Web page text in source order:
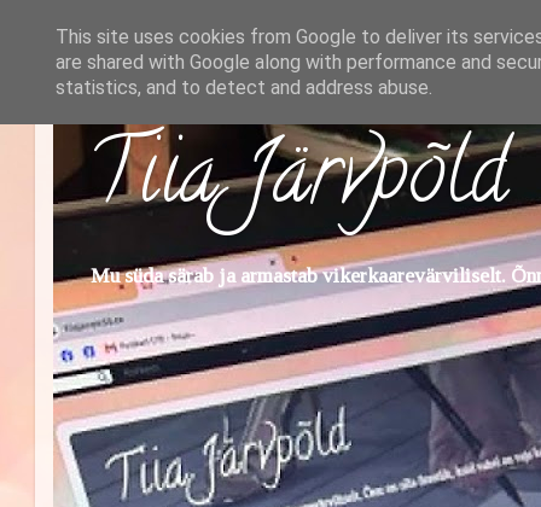
Tiia Järvpõld
Mu süda särab ja armastab vikerkaarevärviliselt.
This site uses cookies from Google to deliver its
are shared with Google along with performance and
statistics, and to detect and address abuse.